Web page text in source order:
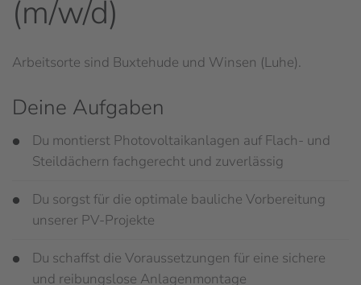
(m/w/d)
Arbeitsorte sind Buxtehude und Winsen (Luhe).
Deine Aufgaben
Du montierst Photovoltaikanlagen auf Flach- und
Steildächern fachgerecht und zuverlässig
Du sorgst für die optimale bauliche Vorbereitung
unserer PV-Projekte
Du schaffst die Voraussetzungen für eine sichere
und reibungslose Anlagenmontage